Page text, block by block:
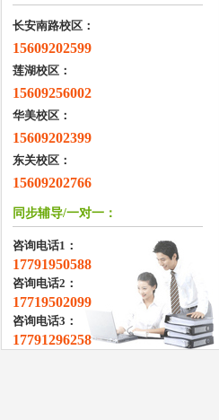
长安南路校区：
15609202599
莲湖校区：
15609256002
华美校区：
15609202399
东关校区：
15609202766
同步辅导/一对一：
咨询电话1：
17791950588
咨询电话2：
17719502099
咨询电话3：
17791296258